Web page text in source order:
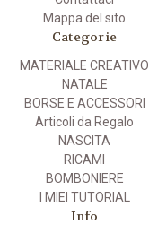
Mappa del sito
Categorie
MATERIALE CREATIVO
NATALE
BORSE E ACCESSORI
Articoli da Regalo
NASCITA
RICAMI
BOMBONIERE
I MIEI TUTORIAL
Info